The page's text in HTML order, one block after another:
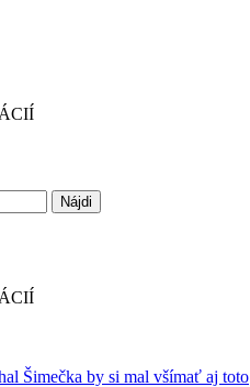
Šimečka by si mal všímať aj toto